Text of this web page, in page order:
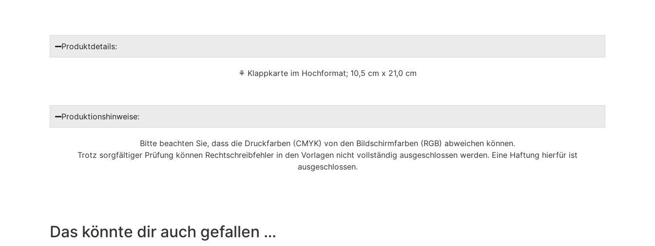
Produktdetails:
⚘ Klappkarte im Hochformat; 10,5 cm x 21,0 cm
Produktionshinweise:
Bitte beachten Sie, dass die Druckfarben (CMYK) von den Bildschirmfarben (RGB) abweichen können.
Trotz sorgfältiger Prüfung können Rechtschreibfehler in den Vorlagen nicht vollständig ausgeschlossen werden. Eine Haftung hierfür ist
ausgeschlossen.
Das könnte dir auch gefallen …